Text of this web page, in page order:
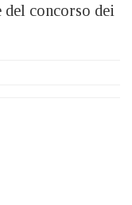
del concorso dei